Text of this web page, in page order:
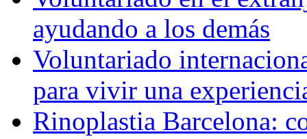
ayudando a los demás
Voluntariado
para vivir una
Rinoplastia Barcelona: